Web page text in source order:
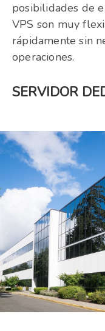
posibilidades de
VPS son muy
rápidamente sin
operaciones.
SERVIDOR